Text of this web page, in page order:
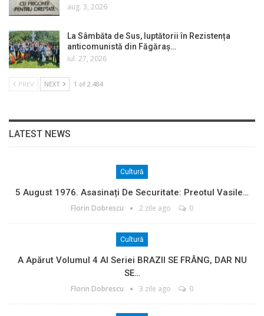
aug. 3, 2026
La Sâmbăta de Sus, luptătorii în Rezistența
anticomunistă din Făgăraș…
iul. 27, 2026
PREV NEXT 1 of 2.484
LATEST NEWS
Cultură
5 August 1976. Asasinați De Securitate: Preotul Vasile…
Florin Dobrescu 2 zile ago 0
Cultură
A Apărut Volumul 4 Al Seriei BRAZII SE FRÂNG, DAR NU
SE…
Florin Dobrescu 3 zile ago 0